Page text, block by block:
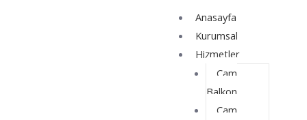
Anasayfa
Kurumsal
Hizmetler
Cam
Balkon
Cam